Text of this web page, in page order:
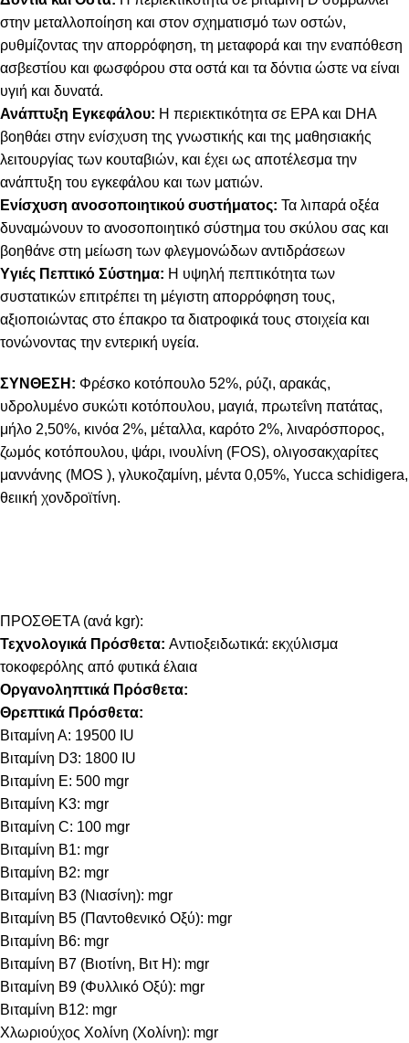
στην μεταλλοποίηση και στον σχηματισμό των οστών,
ρυθμίζοντας την απορρόφηση, τη μεταφορά και την εναπόθεση
ασβεστίου και φωσφόρου στα οστά και τα δόντια ώστε να είναι
υγιή και δυνατά.
Ανάπτυξη Εγκεφάλου: Η περιεκτικότητα σε ΕΡΑ και DHA
βοηθάει στην ενίσχυση της γνωστικής και της μαθησιακής
λειτουργίας των κουταβιών, και έχει ως αποτέλεσμα την
ανάπτυξη του εγκεφάλου και των ματιών.
Ενίσχυση ανοσοποιητικού συστήματος: Τα λιπαρά οξέα
δυναμώνουν το ανοσοποιητικό σύστημα του σκύλου σας και
βοηθάνε στη μείωση των φλεγμονώδων αντιδράσεων
Yγιές Πεπτικό Σύστημα: Η υψηλή πεπτικότητα των
συστατικών επιτρέπει τη μέγιστη απορρόφηση τους,
αξιοποιώντας στο έπακρο τα διατροφικά τους στοιχεία και
τονώνοντας την εντερική υγεία.
ΣΥΝΘΕΣΗ: Φρέσκο κοτόπουλο 52%, ρύζι, αρακάς,
υδρολυμένο συκώτι κοτόπουλου, μαγιά, πρωτεΐνη πατάτας,
μήλο 2,50%, κινόα 2%, μέταλλα, καρότο 2%, λιναρόσπορος,
ζωμός κοτόπουλου, ψάρι, ινουλίνη (FOS), ολιγοσακχαρίτες
μαννάνης (MOS ), γλυκοζαμίνη, μέντα 0,05%, Yucca schidigera,
θειική χονδροϊτίνη.
ΠΡΟΣΘΕΤΑ (ανά kgr):
Τεχνολογικά Πρόσθετα: Αντιοξειδωτικά: εκχύλισμα
τοκοφερόλης από φυτικά έλαια
Οργανοληπτικά Πρόσθετα:
Θρεπτικά Πρόσθετα:
Βιταμίνη Α: 19500 IU
Βιταμίνη D3: 1800 IU
Βιταμίνη E: 500 mgr
Βιταμίνη Κ3: mgr
Βιταμίνη C: 100 mgr
Βιταμίνη B1: mgr
Βιταμίνη B2: mgr
Βιταμίνη B3 (Νιασίνη): mgr
Βιταμίνη B5 (Παντοθενικό Οξύ): mgr
Βιταμίνη B6: mgr
Βιταμίνη B7 (Βιοτίνη, Βιτ Η): mgr
Βιταμίνη B9 (Φυλλικό Οξύ): mgr
Βιταμίνη B12: mgr
Χλωριούχος Χολίνη (Χολίνη): mgr